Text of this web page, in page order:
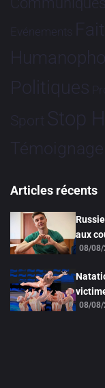
Evénements
Politiques
Sport Stop
Témoignage
Articles récents
aux
08/
08/